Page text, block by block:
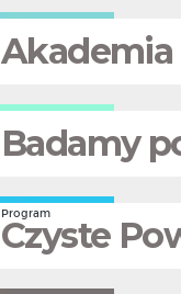
Akademia
Badamy
Program
Czyste